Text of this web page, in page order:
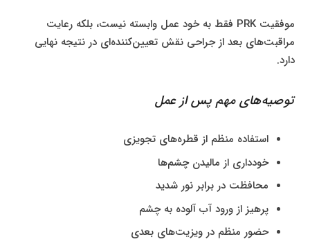
موفقیت PRK فقط به خود عمل وابسته نیست، بلکه رعایت
مراقبت‌های بعد از جراحی نقش تعیین‌کننده‌ای در نتیجه نهایی
دارد.
توصیه‌های مهم پس از عمل
استفاده منظم از قطره‌های تجویزی
خودداری از مالیدن چشم‌ها
محافظت در برابر نور شدید
پرهیز از ورود آب آلوده به چشم
حضور منظم در ویزیت‌های بعدی